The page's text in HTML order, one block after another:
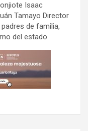
Isaac
Tamayo Director
de familia,
del estado.